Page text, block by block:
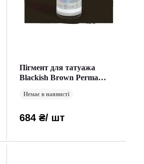
Пігмент для татуажа
Blackish Brown Perma
Немає в наявнсті
684 ₴/ шт